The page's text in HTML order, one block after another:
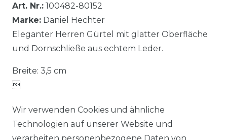
Art. Nr.: 100482-80152
Marke: Daniel Hechter
Eleganter Herren Gürtel mit glatter Oberfläche
und Dornschließe aus echtem Leder.
Breite: 3,5 cm

Wir verwenden Cookies und ähnliche
Technologien auf unserer Website und